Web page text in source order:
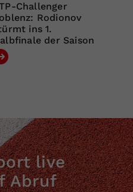
Challenger
Rodionov
ins 1.
der Saison
live
Abruf